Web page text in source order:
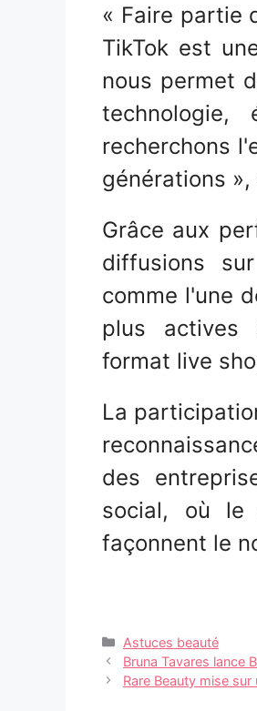
« Faire partie
TikTok est
nous permet
recherchons
générations
Grâce aux
diffusions
comme l'une
plus actives
format live
La
des
social, où le
façonnent le
Catégories
Astuces beauté
Navigation
des
Bruna Tavares lance
Rare Beauty mise